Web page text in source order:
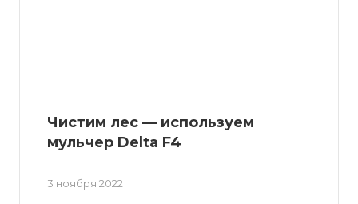
3 ноября 2022
Чистим лес — используем
мульчер Delta F4